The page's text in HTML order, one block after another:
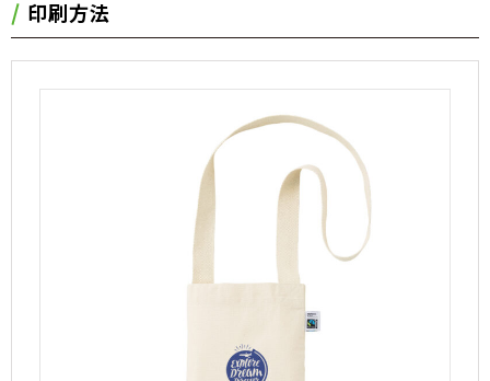
印刷方法